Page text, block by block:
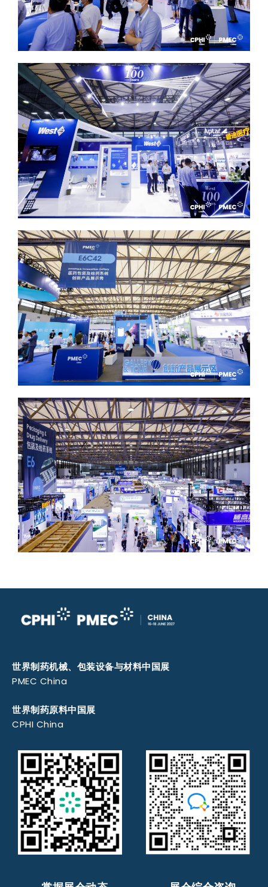
世界制药机械、包装设备与材料中国展
PMEC China
世界制药原料中国展
CPHI China